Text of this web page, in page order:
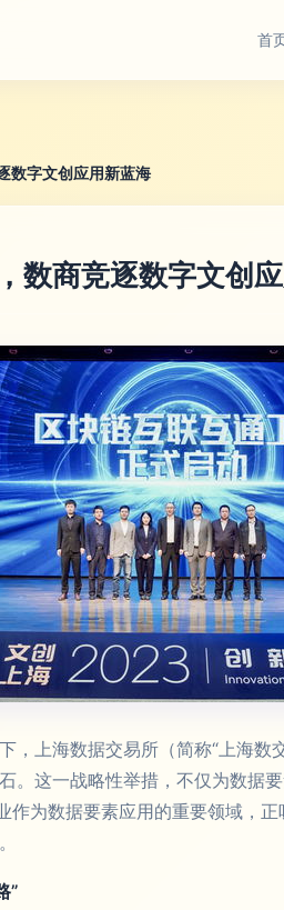
首
数字文创应用新蓝海
数商竞逐数字文创
上海数据交易所（简称“上海
。这一战略性举措，不仅为数据
作为数据要素应用的重要领域，
”